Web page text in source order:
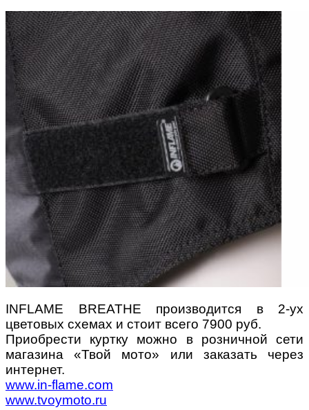
INFLAME BREATHE производится в 2-ух
цветовых схемах и стоит всего 7900 руб.
Приобреcти куртку можно в розничной сети
магазина «Твой мото» или заказать через
интернет.
www.in-flame.com
www.tvoymoto.ru